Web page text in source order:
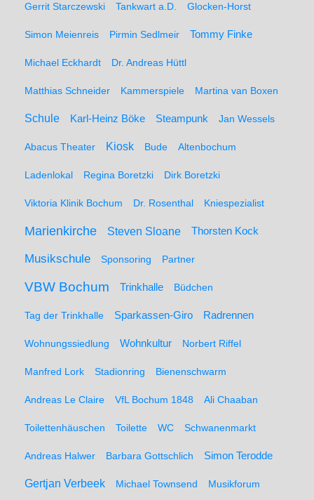
Gerrit Starczewski Tankwart a.D. Glocken-Horst
Simon Meienreis Pirmin Sedlmeir Tommy Finke
Michael Eckhardt Dr. Andreas Hüttl
Matthias Schneider Kammerspiele Martina van Boxen
Schule Karl-Heinz Böke Steampunk Jan Wessels
Abacus Theater Kiosk Bude Altenbochum
Ladenlokal Regina Boretzki Dirk Boretzki
Viktoria Klinik Bochum Dr. Rosenthal Kniespezialist
Marienkirche Steven Sloane Thorsten Kock
Musikschule Sponsoring Partner
VBW Bochum Trinkhalle Büdchen
Tag der Trinkhalle Sparkassen-Giro Radrennen
Wohnungssiedlung Wohnkultur Norbert Riffel
Manfred Lork Stadionring Bienenschwarm
Andreas Le Claire VfL Bochum 1848 Ali Chaaban
Toilettenhäuschen Toilette WC Schwanenmarkt
Andreas Halwer Barbara Gottschlich Simon Terodde
Gertjan Verbeek Michael Townsend Musikforum